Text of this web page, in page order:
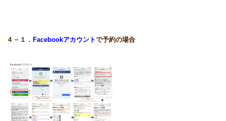
４－１． Facebookアカウントで予約の場合